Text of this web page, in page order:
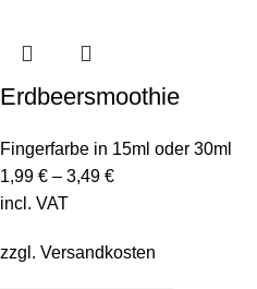
Erdbeersmoothie
Fingerfarbe in 15ml oder 30ml
1,99 € – 3,49 €
incl. VAT
zzgl. Versandkosten